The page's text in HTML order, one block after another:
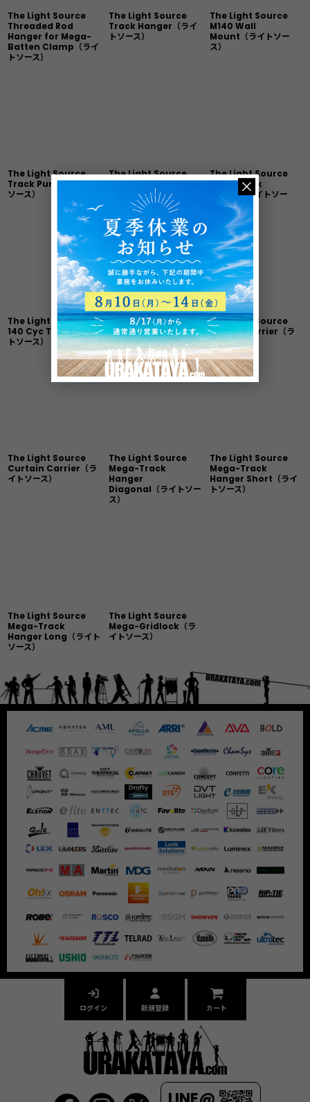
The Light Source
Threaded Rod
Hanger for Mega-
Batten Clamp（ライ
トソース）
The Light Source
Track Hanger（ライ
トソース）
The Light Source
M140 Wall
Mount（ライトソー
ス）
The Light Source
Track Punch（ライト
ソース）
The Light Source
M140 End Stop（ライ
トソース）
The Light Source
M140 Track
Splice（ライトソー
ス）
The Light Source M-
140 Cyc Track（ライ
トソース）
The Light Source
Offset Carrier（ライ
トソース）
The Light Source
Master Carrier（ラ
イトソース）
The Light Source
Curtain Carrier（ラ
イトソース）
The Light Source
Mega-Track
Hanger
Diagonal（ライトソー
ス）
The Light Source
Mega-Track
Hanger Short（ライ
トソース）
The Light Source
Mega-Track
Hanger Long（ライト
ソース）
The Light Source
Mega-Gridlock（ラ
イトソース）
ログイン 新規登録 カート